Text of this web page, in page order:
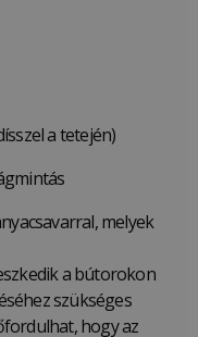
a tetején)
melyek
a bútorokon
szükséges
hogy az